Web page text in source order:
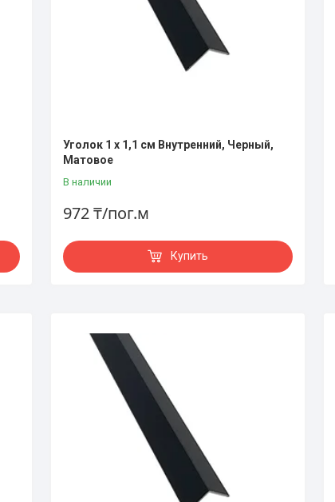
Уголок 1 х 1,1 см Внутренний, Черный,
Матовое
В наличии
972 ₸/пог.м
Купить